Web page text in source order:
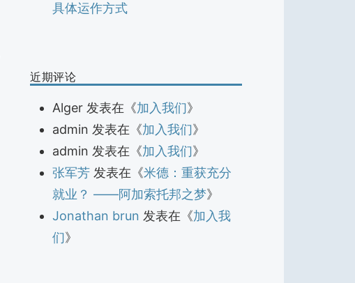
具体运作方式
近期评论
Alger发表在《加入我们》
admin 发表在《加入我们》
admin 发表在《加入我们》
张军芳发表在《米德：重获充分
就业？ ——阿加索托邦之梦》
Jonathan brun 发表在《加入我
们》